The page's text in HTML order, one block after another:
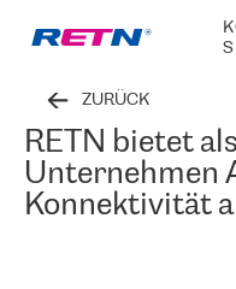
ZURÜCK
RETN bietet
Unternehmen
Konnektivität